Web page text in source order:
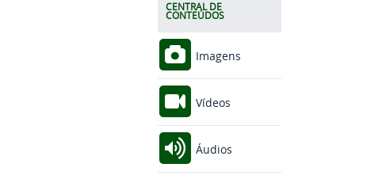
CENTRAL DE
CONTEÚDOS
Imagens
Vídeos
Áudios